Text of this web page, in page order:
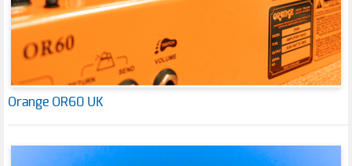
Orange OR60 UK